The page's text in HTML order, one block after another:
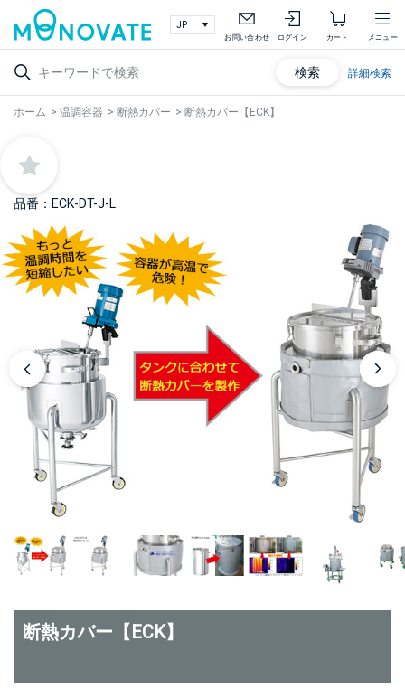
お問い合わせ ログイン カート メニュー
検索 詳細検索
ホーム > 温調容器 > 断熱カバー > 断熱カバー【ECK】
品番：ECK-DT-J-L
断熱カバー【ECK】